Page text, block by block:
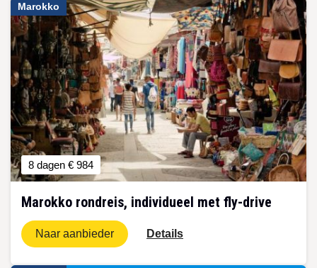
Marokko
8 dagen € 984
Marokko rondreis, individueel met fly-drive
Naar aanbieder Details